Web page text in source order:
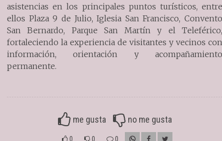
asistencias en los principales puntos turísticos, entre
ellos Plaza 9 de Julio, Iglesia San Francisco, Convento
San Bernardo, Parque San Martín y el Teleférico,
fortaleciendo la experiencia de visitantes y vecinos con
información, orientación y acompañamiento
permanente.
me gusta no me gusta
0 0 0